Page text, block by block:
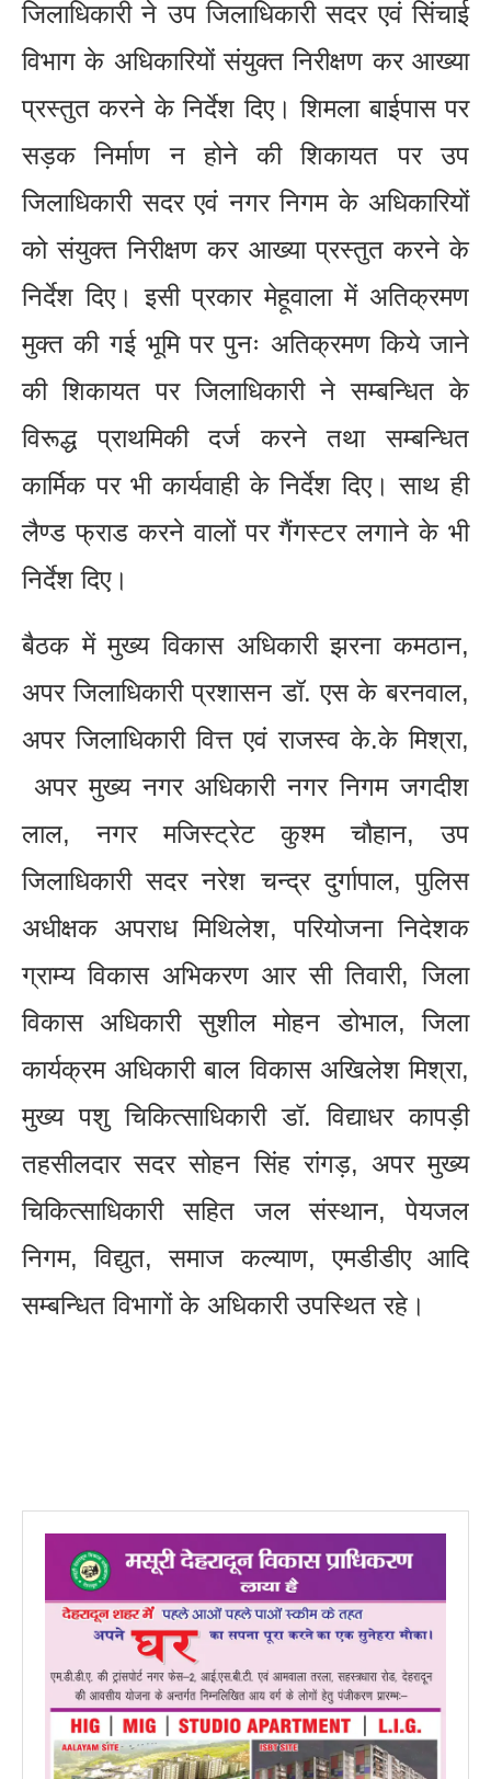
जिलाधिकारी ने उप जिलाधिकारी सदर एवं सिंचाई
विभाग के अधिकारियों संयुक्त निरीक्षण कर आख्या
प्रस्तुत करने के निर्देश दिए। शिमला बाईपास पर
सड़क निर्माण न होने की शिकायत पर उप
जिलाधिकारी सदर एवं नगर निगम के अधिकारियों
को संयुक्त निरीक्षण कर आख्या प्रस्तुत करने के
निर्देश दिए। इसी प्रकार मेहूवाला में अतिक्रमण
मुक्त की गई भूमि पर पुनः अतिक्रमण किये जाने
की शिकायत पर जिलाधिकारी ने सम्बन्धित के
विरूद्ध प्राथमिकी दर्ज करने तथा सम्बन्धित
कार्मिक पर भी कार्यवाही के निर्देश दिए। साथ ही
लैण्ड फ्राड करने वालों पर गैंगस्टर लगाने के भी
निर्देश दिए।
बैठक में मुख्य विकास अधिकारी झरना कमठान,
अपर जिलाधिकारी प्रशासन डॉ. एस के बरनवाल,
अपर जिलाधिकारी वित्त एवं राजस्व के.के मिश्रा,
अपर मुख्य नगर अधिकारी नगर निगम जगदीश
लाल, नगर मजिस्ट्रेट कुश्म चौहान, उप
जिलाधिकारी सदर नरेश चन्द्र दुर्गापाल, पुलिस
अधीक्षक अपराध मिथिलेश, परियोजना निदेशक
ग्राम्य विकास अभिकरण आर सी तिवारी, जिला
विकास अधिकारी सुशील मोहन डोभाल, जिला
कार्यक्रम अधिकारी बाल विकास अखिलेश मिश्रा,
मुख्य पशु चिकित्साधिकारी डॉ. विद्याधर कापड़ी
तहसीलदार सदर सोहन सिंह रांगड़, अपर मुख्य
चिकित्साधिकारी सहित जल संस्थान, पेयजल
निगम, विद्युत, समाज कल्याण, एमडीडीए आदि
सम्बन्धित विभागों के अधिकारी उपस्थित रहे।